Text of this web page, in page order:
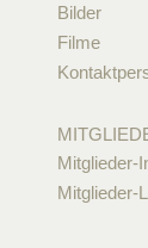
Bilder
Filme
Mitglieder-
Mitglieder-